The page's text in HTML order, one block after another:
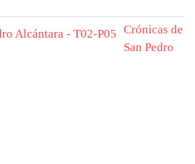
Crónicas de
San Pedro